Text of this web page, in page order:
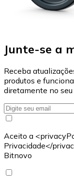
Junte-se a
Receba
produtos e
diretamente no seu
Aceito a
Privacidade</
Bitnovo